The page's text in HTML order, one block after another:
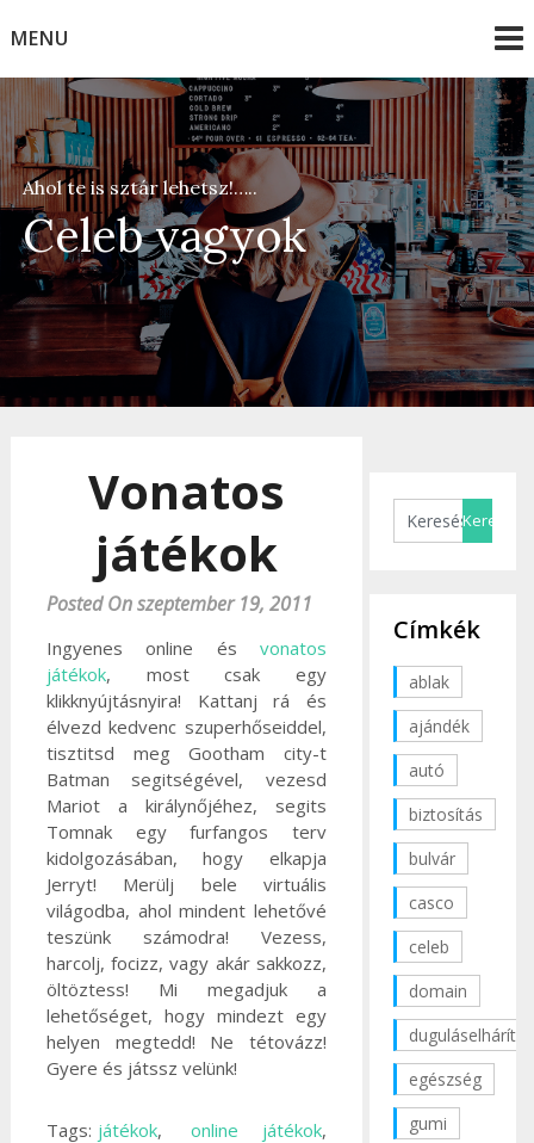
toMENU
Celeb vagyok
Ahol te is sztár lehetsz!…..
Vonatos
játékok
Posted On szeptember 19, 2011
Ingyenes online és vonatos
játékok, most csak egy
klikknyújtásnyira! Kattanj rá és
élvezd kedvenc szuperhőseiddel,
tisztitsd meg Gootham city-t
Batman segitségével, vezesd
Mariot a királynőjéhez, segits
Tomnak egy furfangos terv
kidolgozásában, hogy elkapja
Jerryt! Merülj bele virtuális
világodba, ahol mindent lehetővé
teszünk számodra! Vezess,
harcolj, focizz, vagy akár sakkozz,
öltöztess! Mi megadjuk a
lehetőséget, hogy mindezt egy
helyen megtedd! Ne tétovázz!
Gyere és játssz velünk!
Tags: játékok, online játékok,
Címkék
ablak
ajándék
autó
biztosítás
bulvár
casco
celeb
domain
duguláselhárítás
egészség
gumi